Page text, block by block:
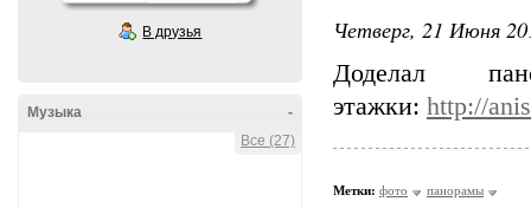
В друзья
-
Музыка
Все (27)
Четверг, 21 Июня
Доделал
этажки: http://
Метки: фото панорамы